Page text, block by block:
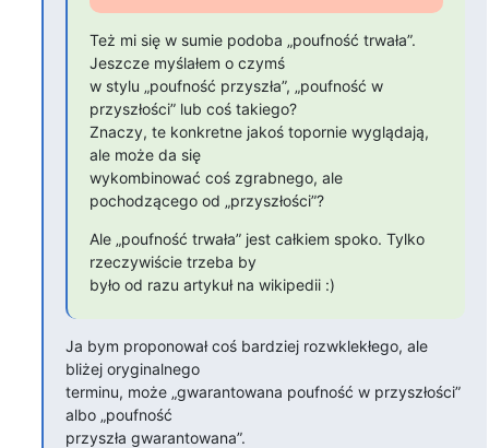
Też mi się w sumie podoba „poufność trwała”.
Jeszcze myślałem o czymś
w stylu „poufność przyszła”, „poufność w
przyszłości” lub coś takiego?
Znaczy, te konkretne jakoś topornie wyglądają,
ale może da się
wykombinować coś zgrabnego, ale
pochodzącego od „przyszłości”?
Ale „poufność trwała” jest całkiem spoko. Tylko
rzeczywiście trzeba by
było od razu artykuł na wikipedii :)
Ja bym proponował coś bardziej rozwklekłego, ale
bliżej oryginalnego
terminu, może „gwarantowana poufność w przyszłości”
albo „poufność
przyszła gwarantowana”.